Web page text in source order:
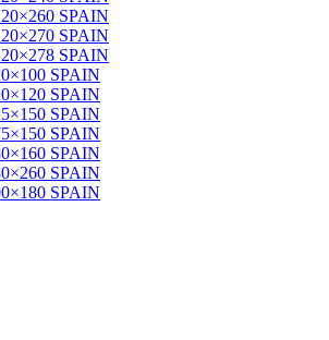
SPAIN
SPAIN
SPAIN
SPAIN
SPAIN
SPAIN
SPAIN
SPAIN
SPAIN
SPAIN